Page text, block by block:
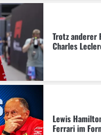
Trotz anderer
Charles
Lewis
Ferrari im